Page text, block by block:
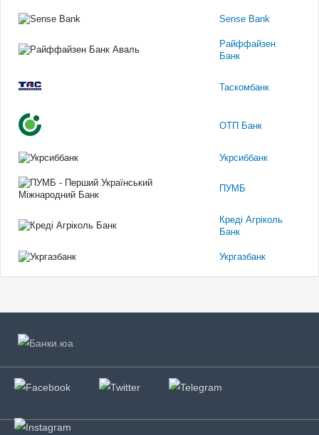
Sense Bank
Райффайзен
Банк
Таскомбанк
ОТП Банк
Укрсиббанк
ПУМБ
Креді Агріколь
Банк
Укргазбанк